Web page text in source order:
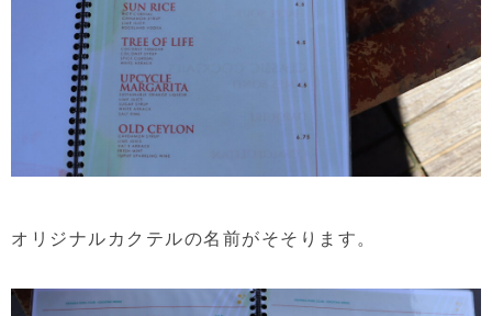
オリジナルカクテルの名前がそそります。